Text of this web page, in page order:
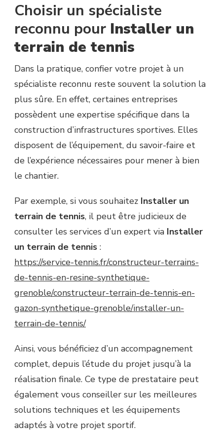
Choisir un spécialiste
reconnu pour Installer un
terrain de tennis
Dans la pratique, confier votre projet à un
spécialiste reconnu reste souvent la solution la
plus sûre. En effet, certaines entreprises
possèdent une expertise spécifique dans la
construction d’infrastructures sportives. Elles
disposent de l’équipement, du savoir-faire et
de l’expérience nécessaires pour mener à bien
le chantier.
Par exemple, si vous souhaitez Installer un
terrain de tennis, il peut être judicieux de
consulter les services d’un expert via Installer
un terrain de tennis :
https://service-tennis.fr/constructeur-terrains-
de-tennis-en-resine-synthetique-
grenoble/constructeur-terrain-de-tennis-en-
gazon-synthetique-grenoble/installer-un-
terrain-de-tennis/
Ainsi, vous bénéficiez d’un accompagnement
complet, depuis l’étude du projet jusqu’à la
réalisation finale. Ce type de prestataire peut
également vous conseiller sur les meilleures
solutions techniques et les équipements
adaptés à votre projet sportif.